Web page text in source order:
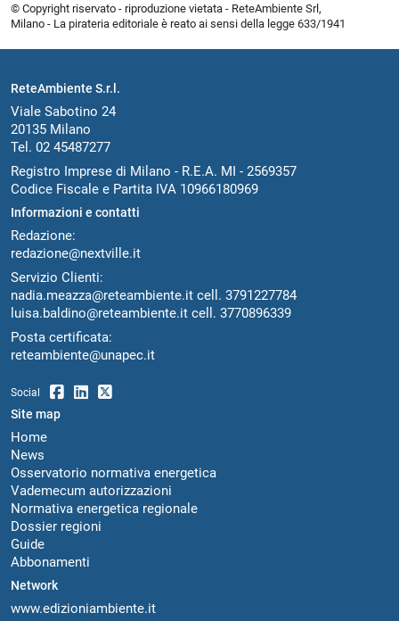
© Copyright riservato - riproduzione vietata - ReteAmbiente Srl,
Milano - La pirateria editoriale è reato ai sensi della legge 633/1941
ReteAmbiente S.r.l.
Viale Sabotino 24
20135 Milano
Tel. 02 45487277
Registro Imprese di Milano - R.E.A. MI - 2569357
Codice Fiscale e Partita IVA 10966180969
Informazioni e contatti
Redazione:
redazione@nextville.it
Servizio Clienti:
nadia.meazza@reteambiente.it cell. 3791227784
luisa.baldino@reteambiente.it cell. 3770896339
Posta certificata:
reteambiente@unapec.it
Social
Site map
Home
News
Osservatorio normativa energetica
Vademecum autorizzazioni
Normativa energetica regionale
Dossier regioni
Guide
Abbonamenti
Network
www.edizioniambiente.it